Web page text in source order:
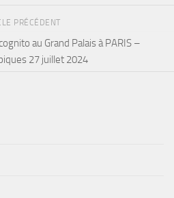
PRÉCÉDENT
au Grand Palais à PARIS –
27 juillet 2024